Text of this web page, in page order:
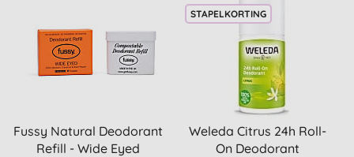
Fussy Natural Deodorant
Refill - Wide Eyed
STAPELKORTING
Weleda Citrus 24h Roll-
On Deodorant